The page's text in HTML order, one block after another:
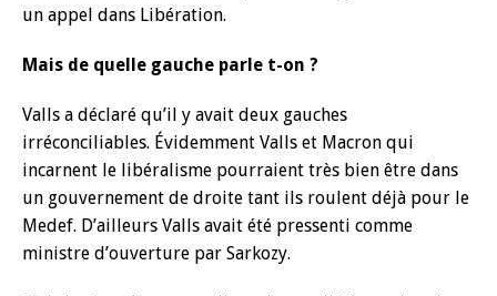
un appel dans Libération.
Mais de quelle gauche parle t-on ?
Valls a déclaré qu’il y avait deux gauches
irréconciliables. Évidemment Valls et Macron qui
incarnent le libéralisme pourraient très bien être dans
un gouvernement de droite tant ils roulent déjà pour le
Medef. D’ailleurs Valls avait été pressenti comme
ministre d’ouverture par Sarkozy.